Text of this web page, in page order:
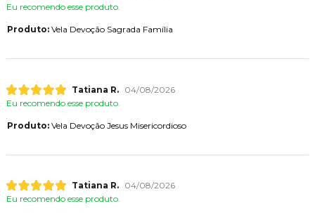
Eu recomendo esse produto.
Produto:Vela Devoção Sagrada Família
Tatiana R.
04/08/2026
Eu recomendo esse produto.
Produto:Vela Devoção Jesus Misericordioso
Tatiana R.
04/08/2026
Eu recomendo esse produto.